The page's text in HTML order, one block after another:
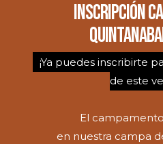
Inscripción
¡Ya puedes inscribirte
de este
El
en nuestra campa